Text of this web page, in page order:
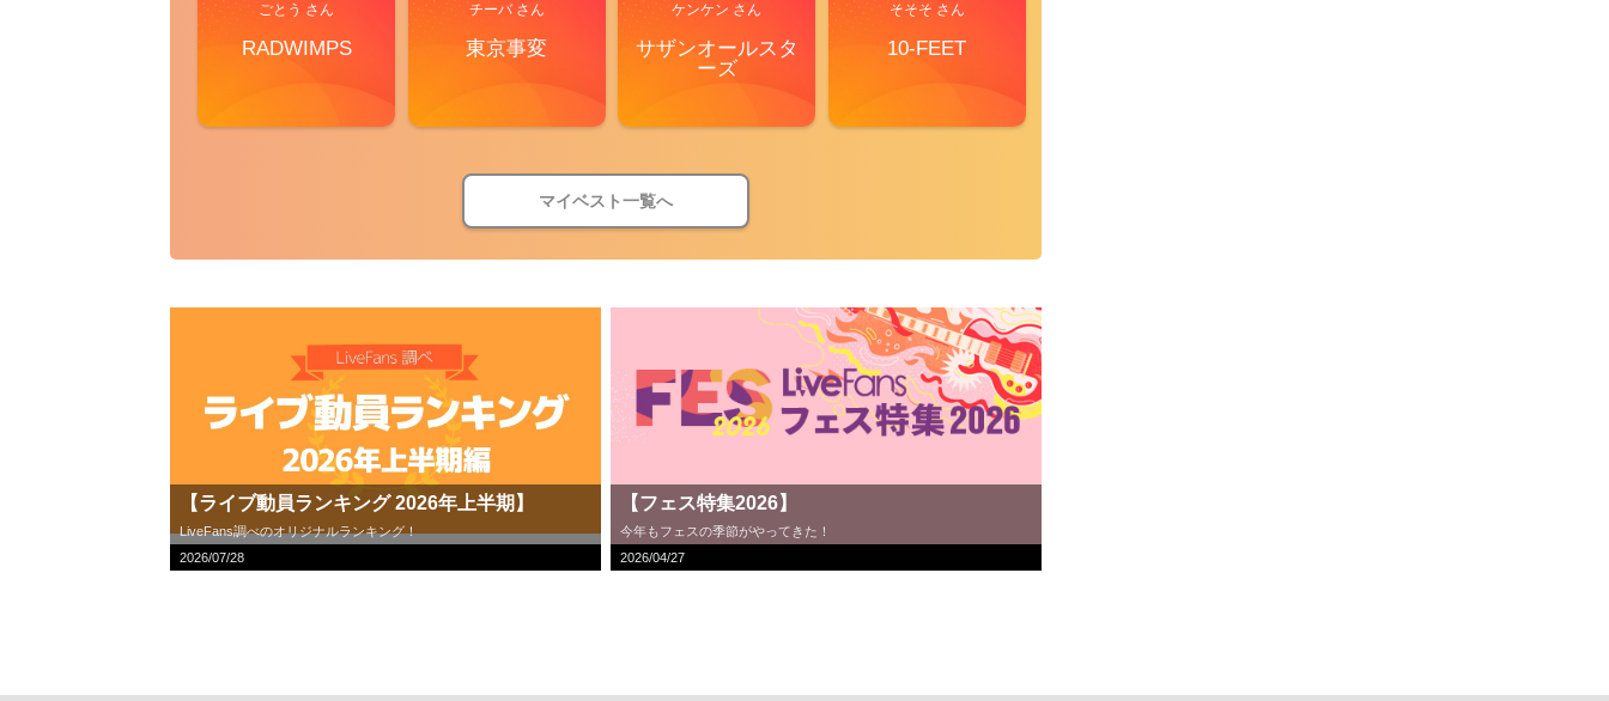
ごとう さん
RADWIMPS
チーバ さん
東京事変
ケンケン さん
サザンオールスタ
ーズ
そそそ さん
10-FEET
マイベスト一覧へ
【ライブ動員ランキング 2026年上半期】
LiveFans調べのオリジナルランキング！
2026/07/28
【フェス特集2026】
今年もフェスの季節がやってきた！
2026/04/27